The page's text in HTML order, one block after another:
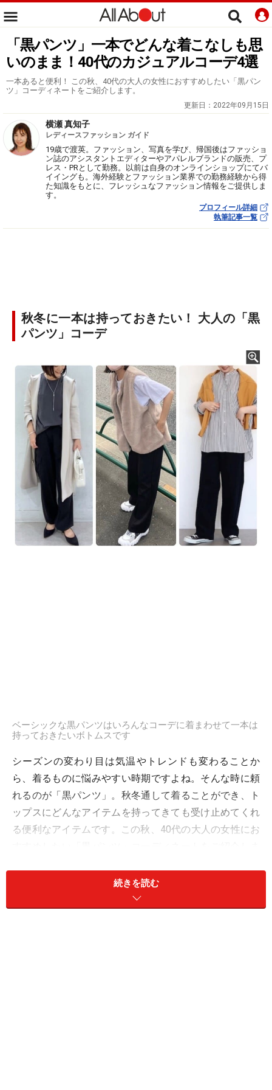
「黒パンツ」一本でどんな着こなしも思
いのまま！40代のカジュアルコーデ4選
一本あると便利！ この秋、40代の大人の女性におすすめしたい「黒パン
ツ」コーディネートをご紹介します。
更新日： 2022年09月15日
横瀬 真知子
レディースファッション ガイド
19歳で渡英。ファッション、写真を学び、帰国後はファッショ
ン誌のアシスタントエディターやアパレルブランドの販売、プ
レス・PRとして勤務。以前は自身のオンラインショップにてバ
イイングも。海外経験とファッション業界での勤務経験から得
た知識をもとに、フレッシュなファッション情報をご提供しま
す。
プロフィール詳細
執筆記事一覧
秋冬に一本は持っておきたい！ 大人の「黒
パンツ」コーデ
ベーシックな黒パンツはいろんなコーデに着まわせて一本は
持っておきたいボトムスです
シーズンの変わり目は気温やトレンドも変わることか
ら、着るものに悩みやすい時期ですよね。そんな時に頼
れるのが「黒パンツ」。秋冬通して着ることができ、ト
ップスにどんなアイテムを持ってきても受け止めてくれ
る便利なアイテムです。この秋、40代の大人の女性にお
続きを読む